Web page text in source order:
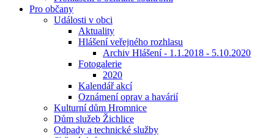
Pro občany
Události v obci
Aktuality
Hlášení veřejného rozhlasu
Archiv Hlášení - 1.1.2018 - 5.10.2020
Fotogalerie
2020
Kalendář akcí
Oznámení oprav a havárií
Kulturní dům Hromnice
Dům služeb Žichlice
Odpady a technické služby